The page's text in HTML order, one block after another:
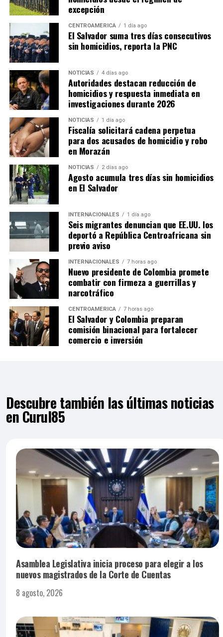
excepción
CENTROAMÉRICA 1 día ago
El Salvador suma tres días consecutivos
sin homicidios, reporta la PNC
NOTICIAS 4 días ago
Autoridades destacan reducción de
homicidios y respuesta inmediata en
investigaciones durante 2026
NOTICIAS 1 día ago
Fiscalía solicitará cadena perpetua
para dos acusados de homicidio y robo
en Morazán
NOTICIAS 2 días ago
Agosto acumula tres días sin homicidios
en El Salvador
INTERNACIONALES 1 día ago
Seis migrantes denuncian que EE.UU. los
deportó a República Centroafricana sin
previo aviso
INTERNACIONALES 7 horas ago
Nuevo presidente de Colombia promete
combatir con firmeza a guerrillas y
narcotráfico
CENTROAMÉRICA 7 horas ago
El Salvador y Colombia preparan
comisión binacional para fortalecer
comercio e inversión
Descubre también las últimas noticias
en Curul85
Asamblea Legislativa inicia proceso para elegir a los
nuevos magistrados de la Corte de Cuentas
8 agosto, 2026